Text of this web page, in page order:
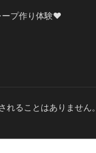
ープ作り体験❤️
れることはありません。